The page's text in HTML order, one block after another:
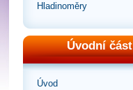
Hladinoměry
Úvodní část
Úvod